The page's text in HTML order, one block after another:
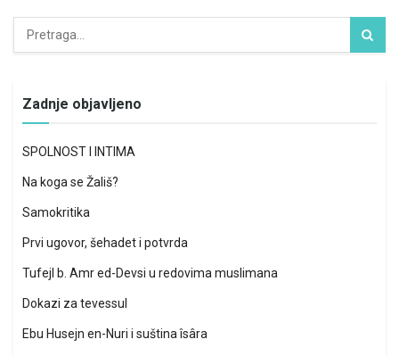
Zadnje objavljeno
SPOLNOST I INTIMA
Na koga se Žališ?
Samokritika
Prvi ugovor, šehadet i potvrda
Tufejl b. Amr ed-Devsi u redovima muslimana
Dokazi za tevessul
Ebu Husejn en-Nuri i suština îsâra